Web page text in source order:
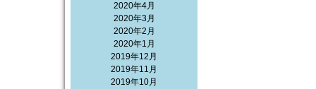
2020年4月
2020年3月
2020年2月
2020年1月
2019年12月
2019年11月
2019年10月